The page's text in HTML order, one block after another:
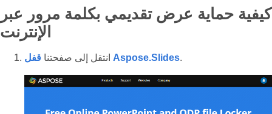
كيفية حماية عرض تقديمي بكلمة مرور عبر
الإنترنت
انتقل إلى صفحتنا قفل Aspose.Slides.